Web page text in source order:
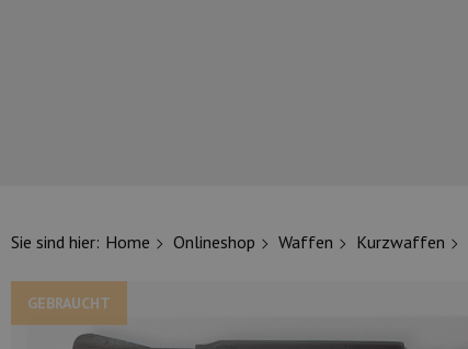
Sie sind hier: Home Onlineshop Waffen Kurzwaffen
GEBRAUCHT